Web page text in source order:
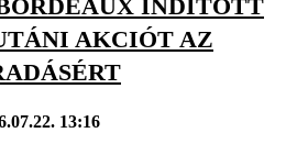
INDÍTOTT
AKCIÓT AZ
13:16